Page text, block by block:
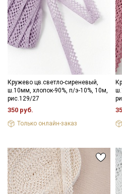
Кружево цв.светло-сиреневый,
ш.10мм, хлопок-90%, п/э-10%, 10м,
рис.129/27
350 руб.
Только онлайн-заказ
Секретная рассылка от
Мы публикуем
промокоды и скидки
категории
Электронная почта